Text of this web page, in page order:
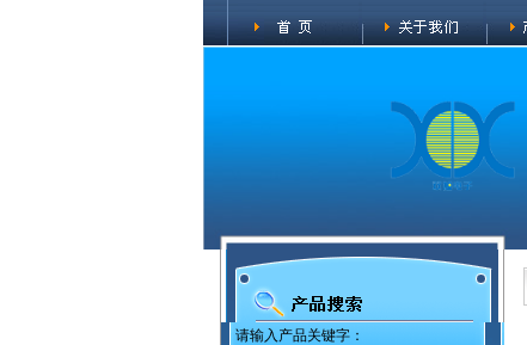
请输入产品关键字：